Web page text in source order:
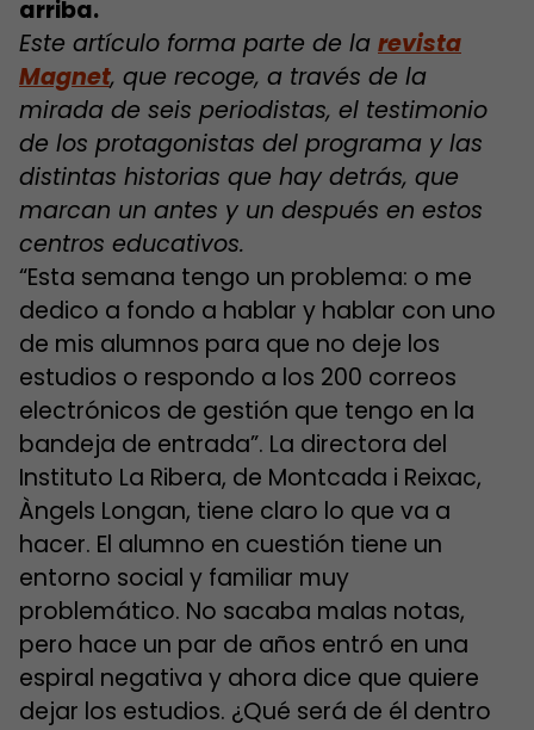
arriba.
Este artículo forma parte de la revista
Magnet, que recoge, a través de la
mirada de seis periodistas, el testimonio
de los protagonistas del programa y las
distintas historias que hay detrás, que
marcan un antes y un después en estos
centros educativos.
“Esta semana tengo un problema: o me
dedico a fondo a hablar y hablar con uno
de mis alumnos para que no deje los
estudios o respondo a los 200 correos
electrónicos de gestión que tengo en la
bandeja de entrada”. La directora del
Instituto La Ribera, de Montcada i Reixac,
Àngels Longan, tiene claro lo que va a
hacer. El alumno en cuestión tiene un
entorno social y familiar muy
problemático. No sacaba malas notas,
pero hace un par de años entró en una
espiral negativa y ahora dice que quiere
dejar los estudios. ¿Qué será de él dentro